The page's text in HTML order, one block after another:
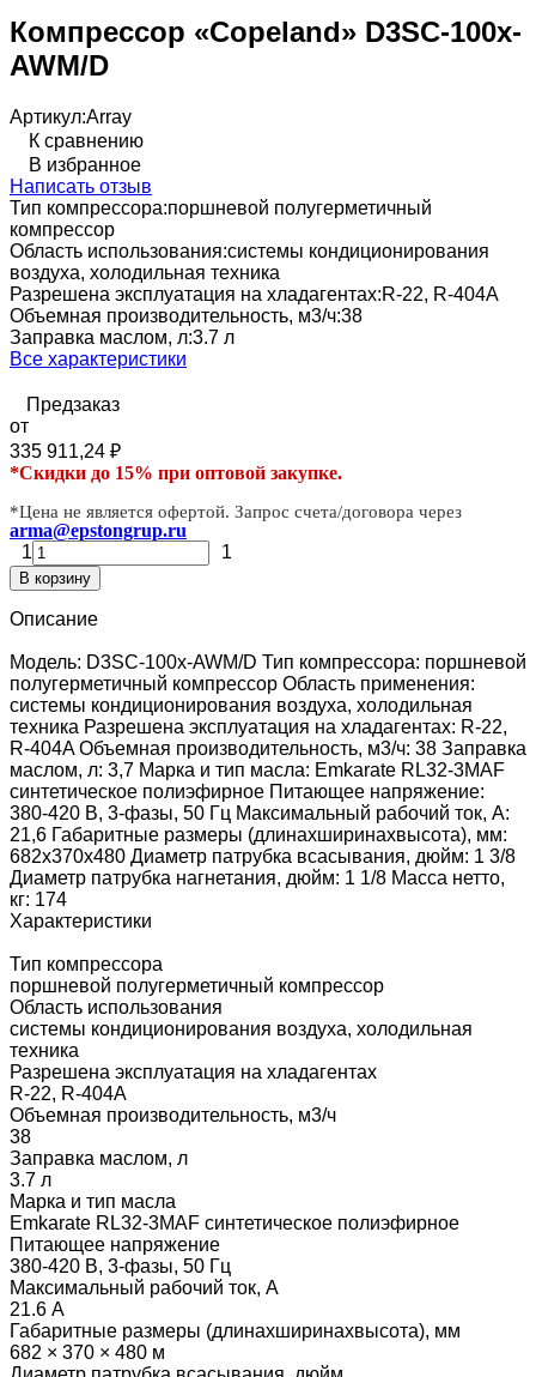
Компрессор «Copeland» D3SC-100x-
AWM/D
Артикул:Array
К сравнению
В избранное
Написать отзыв
Тип компрессора:поршневой полугерметичный
компрессор
Область использования:системы кондиционирования
воздуха, холодильная техника
Разрешена эксплуатация на хладагентах:R-22, R-404A
Объемная производительность, м3/ч:38
Заправка маслом, л:3.7 л
Все характеристики
Предзаказ
от
335 911,24 ₽
*Скидки до 15% при оптовой закупке.
*Цена не является офертой. Запрос счета/договора через
arma@epstongrup.ru
1
1
В корзину
Описание
Модель: D3SC-100x-AWM/D Тип компрессора: поршневой
полугерметичный компрессор Область применения:
системы кондиционирования воздуха, холодильная
техника Разрешена эксплуатация на хладагентах: R-22,
R-404A Объемная производительность, м3/ч: 38 Заправка
маслом, л: 3,7 Марка и тип масла: Emkarate RL32-3MAF
синтетическое полиэфирное Питающее напряжение:
380-420 В, 3-фазы, 50 Гц Максимальный рабочий ток, А:
21,6 Габаритные размеры (длинаxширинаxвысота), мм:
682x370x480 Диаметр патрубка всасывания, дюйм: 1 3/8
Диаметр патрубка нагнетания, дюйм: 1 1/8 Масса нетто,
кг: 174
Характеристики
Тип компрессора
поршневой полугерметичный компрессор
Область использования
системы кондиционирования воздуха, холодильная
техника
Разрешена эксплуатация на хладагентах
R-22, R-404A
Объемная производительность, м3/ч
38
Заправка маслом, л
3.7 л
Марка и тип масла
Emkarate RL32-3MAF синтетическое полиэфирное
Питающее напряжение
380-420 В, 3-фазы, 50 Гц
Максимальный рабочий ток, А
21.6 А
Габаритные размеры (длинаxширинаxвысота), мм
682 × 370 × 480 м